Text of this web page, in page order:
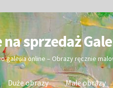
sprzedaż
galeria online – Obrazy ręcznie
Duże obrazy Małe obrazy